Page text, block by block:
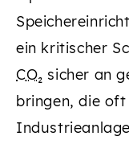
ein kritischer
CO₂ sicher an
bringen, die